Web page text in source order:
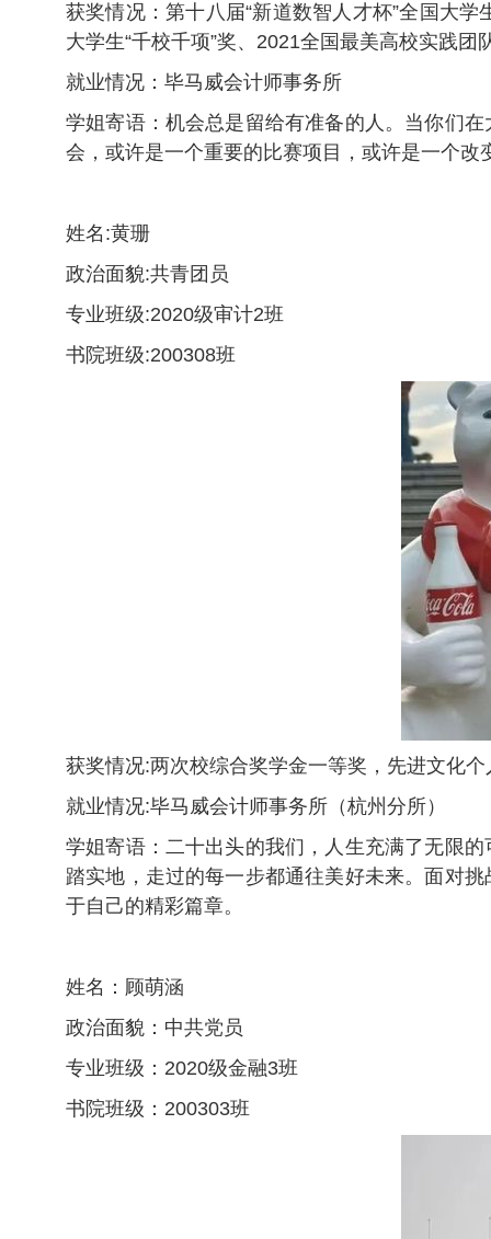
获奖情况：第十八届“新道数智人才杯”全国大
大学生“千校千项”奖、2021全国最美高校实践
就业情况：毕马威会计师事务所
学姐寄语：机会总是留给有准备的人。当你们
会，或许是一个重要的比赛项目，或许是一个
姓名:黄珊
政治面貌:共青团员
专业班级:2020级审计2班
书院班级:200308班
获奖情况:两次校综合奖学金一等奖，先进文化个
就业情况:毕马威会计师事务所（杭州分所）
学姐寄语：二十出头的我们，人生充满了无限
踏实地，走过的每一步都通往美好未来。面对
于自己的精彩篇章。
姓名：顾萌涵
政治面貌：中共党员
专业班级：2020级金融3班
书院班级：200303班